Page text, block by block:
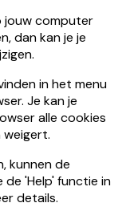
jouw computer
dan kan je je
in het menu
Je kan je
alle cookies
kunnen de
de 'Help' functie in
details.